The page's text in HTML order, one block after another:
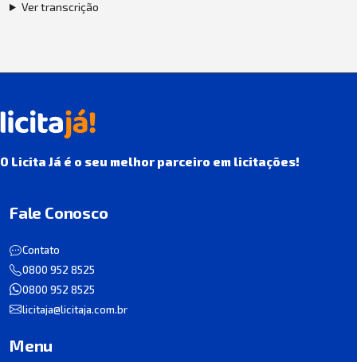
Ver transcrição
O Licita Já é o seu melhor parceiro em licitações!
Fale Conosco
Contato
0800 952 8525
0800 952 8525
licitaja@licitaja.com.br
Menu